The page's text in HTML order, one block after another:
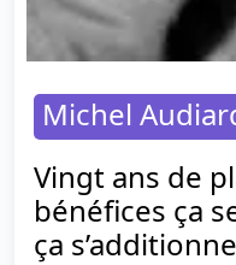
Michel
Vingt ans de
bénéfices ça
ça